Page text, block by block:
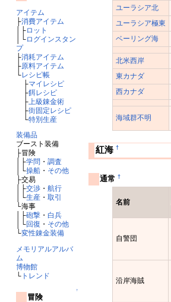
アイテム
├消費アイテム
│├ロット
│└ログインスタン
プ
├消耗アイテム
├原料アイテム
└レシピ帳
├マイレシピ
├餌レシピ
├上級錬金術
├街固定レシピ
└特別生産
装備品
ブースト装備
├冒険
│├学問 ・ 調査
│└操船・ その他
├交易
│├交渉・ 航行
│└生産・ 取引
└海事
│├砲撃・ 白兵
│└回復 ・ その他
└変性錬金装備
メモリアルアルバ
ム
博物館
└トレンド
↑
冒険
ユーラシア北
ユーラシア極東
ベーリング海
北米西岸
東カナダ
西カナダ
海域群不明
紅海 †
通常†
名前
自警団
沿岸海賊